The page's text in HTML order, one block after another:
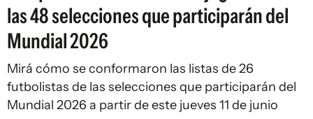
las 48 selecciones que participarán del
Mundial 2026
Mirá cómo se conformaron las listas de 26
futbolistas de las selecciones que participarán del
Mundial 2026 a partir de este jueves 11 de junio